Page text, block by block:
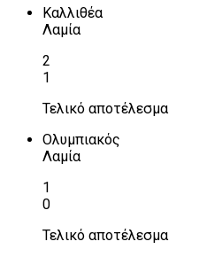
Καλλιθέα
Λαμία
2
1
Τελικό αποτέλεσμα
Ολυμπιακός
Λαμία
1
0
Τελικό αποτέλεσμα